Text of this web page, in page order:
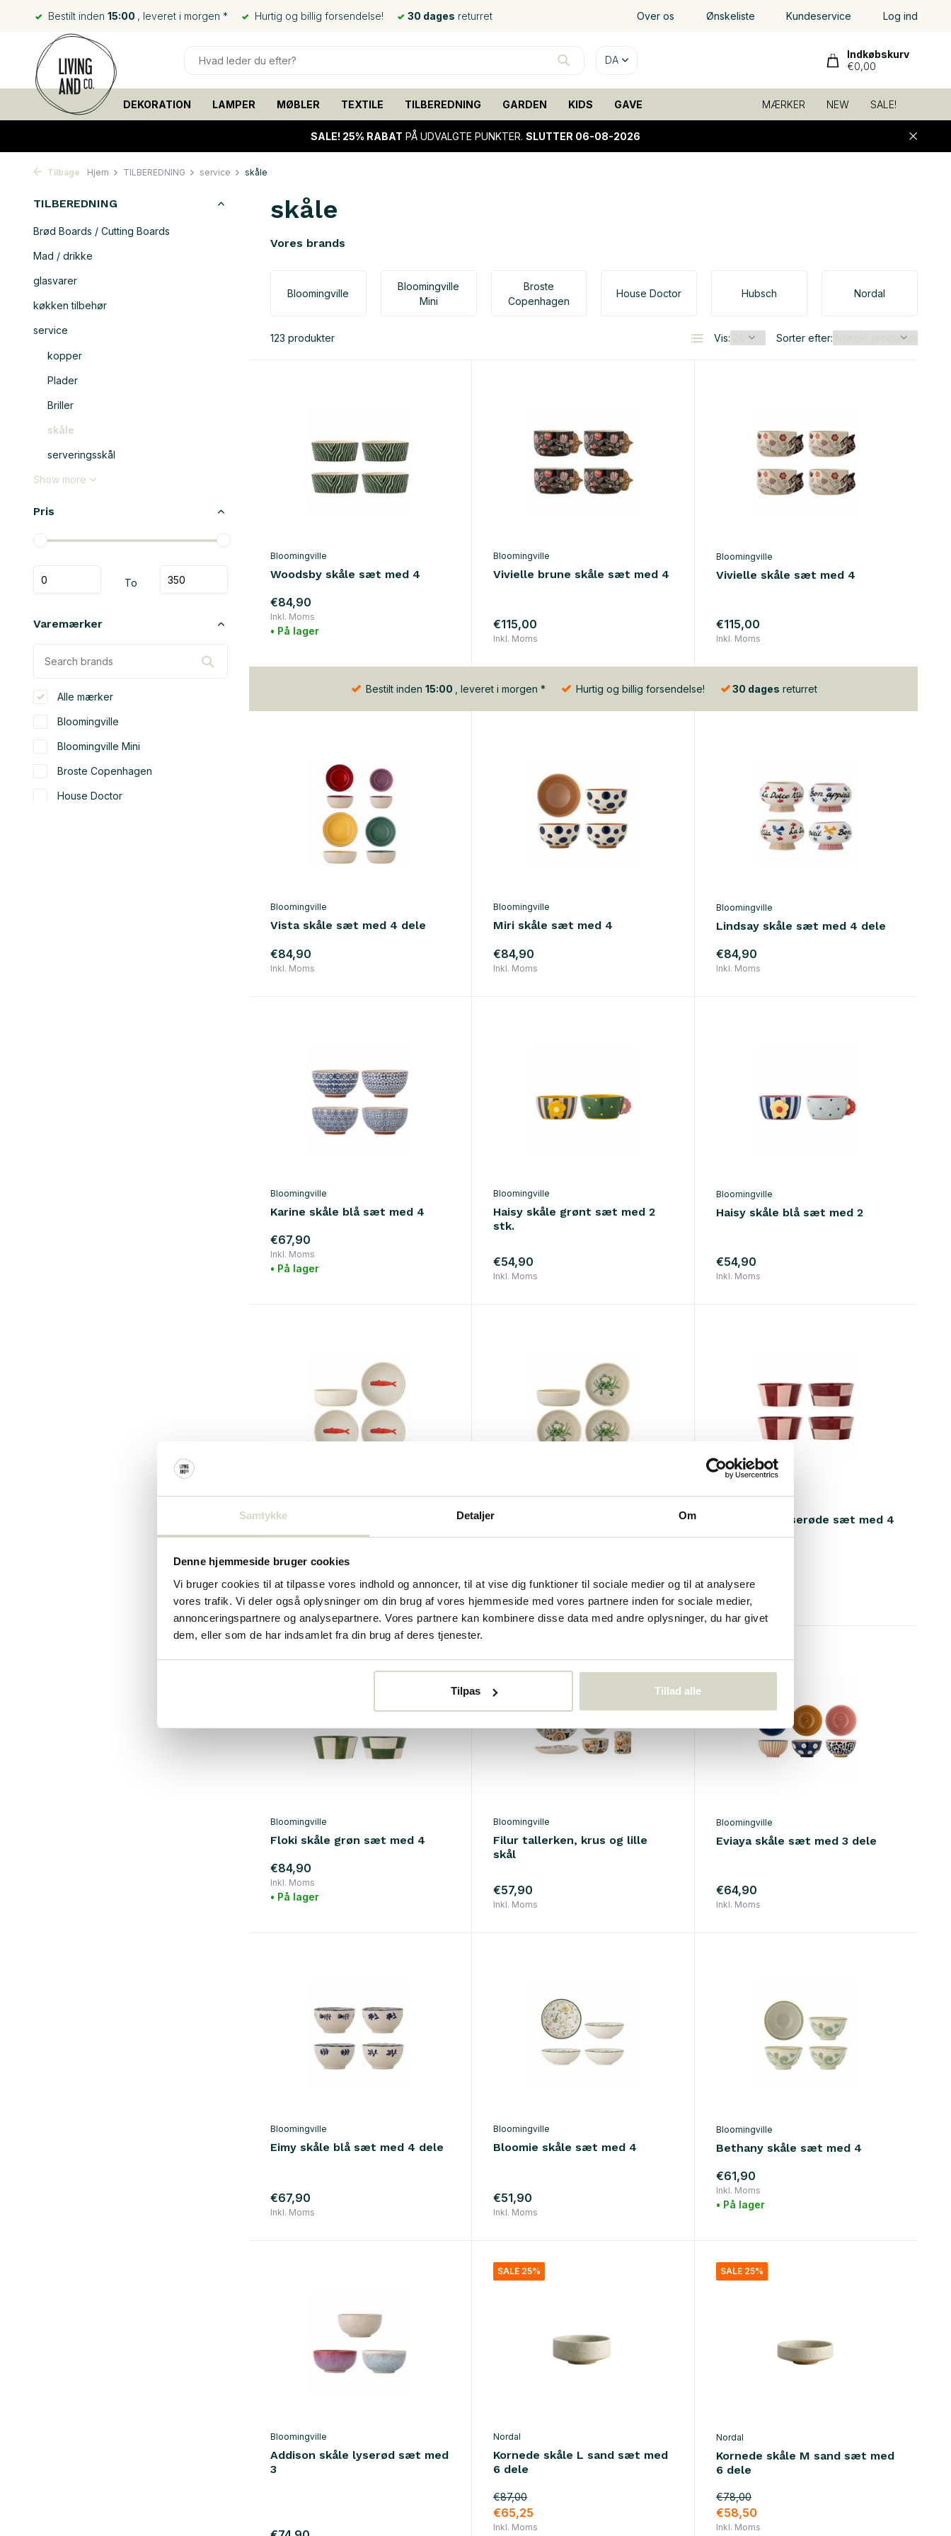
Samtykke Detaljer Om
Denne hjemmeside bruger cookies
Vi bruger cookies til at tilpasse vores indhold og annoncer, til at vise dig funktioner til sociale medier og til at analysere
vores trafik. Vi deler også oplysninger om din brug af vores hjemmeside med vores partnere inden for sociale medier,
annonceringspartnere og analysepartnere. Vores partnere kan kombinere disse data med andre oplysninger, du har givet
dem, eller som de har indsamlet fra din brug af deres tjenester.
Tilpas Tillad alle
Bestilt inden 15:00 , leveret i morgen * Hurtig og billig forsendelse! 30 dages returret Over os Ønskeliste Kundeservice Log ind
DA
Indkøbskurv
€0,00
DEKORATION LAMPER MØBLER TEXTILE TILBEREDNING GARDEN KIDS GAVE MÆRKER NEW SALE!
SALE! 25% RABAT PÅ UDVALGTE PUNKTER. SLUTTER 06-08-2026
Tilbage Hjem TILBEREDNING service skåle
TILBEREDNING
Brød Boards / Cutting Boards
Mad / drikke
glasvarer
køkken tilbehør
service
kopper
Plader
Briller
skåle
serveringsskål
Show more
Pris
To
Varemærker
Alle mærker
Bloomingville
Bloomingville Mini
Broste Copenhagen
House Doctor
skåle
Vores brands
Bloomingville
Bloomingville
Mini
Broste
Copenhagen
House Doctor Hubsch Nordal
123 produkter Vis: Sorter efter:
Bloomingville
Woodsby skåle sæt med 4
€84,90
Inkl. Moms
• På lager
Bloomingville
Vivielle brune skåle sæt med 4
€115,00
Inkl. Moms
Bloomingville
Vivielle skåle sæt med 4
€115,00
Inkl. Moms
Bestilt inden 15:00 , leveret i morgen * Hurtig og billig forsendelse! 30 dages returret
Bloomingville
Vista skåle sæt med 4 dele
€84,90
Inkl. Moms
Bloomingville
Miri skåle sæt med 4
€84,90
Inkl. Moms
Bloomingville
Lindsay skåle sæt med 4 dele
€84,90
Inkl. Moms
Bloomingville
Karine skåle blå sæt med 4
€67,90
Inkl. Moms
• På lager
Bloomingville
Haisy skåle grønt sæt med 2
stk.
€54,90
Inkl. Moms
Bloomingville
Haisy skåle blå sæt med 2
€54,90
Inkl. Moms
Havde røde skåle sæt med 4
dele
€94,90
• På lager
Havde grønne skåle sæt med 4
• På lager
Floki skåle lyserøde sæt med 4
• På lager
Bloomingville
Floki skåle grøn sæt med 4
€84,90
Inkl. Moms
• På lager
Bloomingville
Filur tallerken, krus og lille
skål
€57,90
Inkl. Moms
Bloomingville
Eviaya skåle sæt med 3 dele
€64,90
Inkl. Moms
Bloomingville
Eimy skåle blå sæt med 4 dele
€67,90
Inkl. Moms
Bloomingville
Bloomie skåle sæt med 4
€51,90
Inkl. Moms
Bloomingville
Bethany skåle sæt med 4
€61,90
Inkl. Moms
• På lager
Bloomingville
Addison skåle lyserød sæt med
3
SALE 25%
Nordal
Kornede skåle L sand sæt med
6 dele
€87,00
€65,25
Inkl. Moms
SALE 25%
Nordal
Kornede skåle M sand sæt med
6 dele
€78,00
€58,50
Inkl. Moms